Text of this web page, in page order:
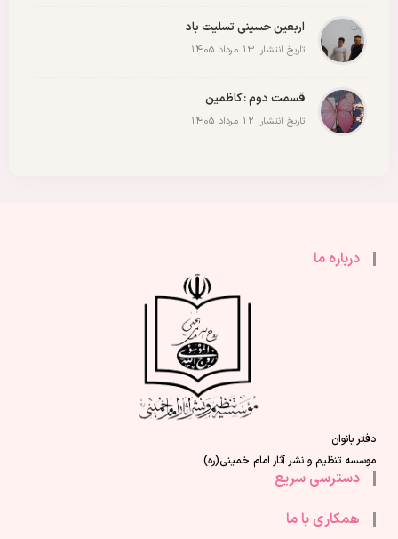
اربعین حسینی تسلیت باد
تاریخ انتشار: 13 مرداد 1405
قسمت دوم : کاظمین
تاریخ انتشار: 12 مرداد 1405
درباره ما
دفتر بانوان
موسسه تنظیم و نشر آثار امام خمینی(ره)
دسترسی سریع
همکاری با ما